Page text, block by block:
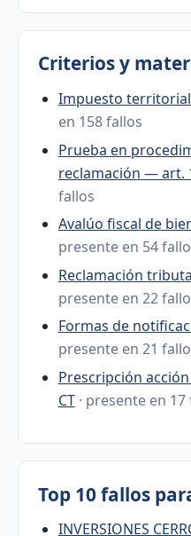
Criterios y
Impuesto
en 158 fallos
Prueba en
reclamación — art.
fallos
Avalúo fiscal de
presente en 54
Reclamación
presente en 22
Formas de
presente en 21
Prescripción
CT · presente en
Top 10 fallos
INVERSIONES